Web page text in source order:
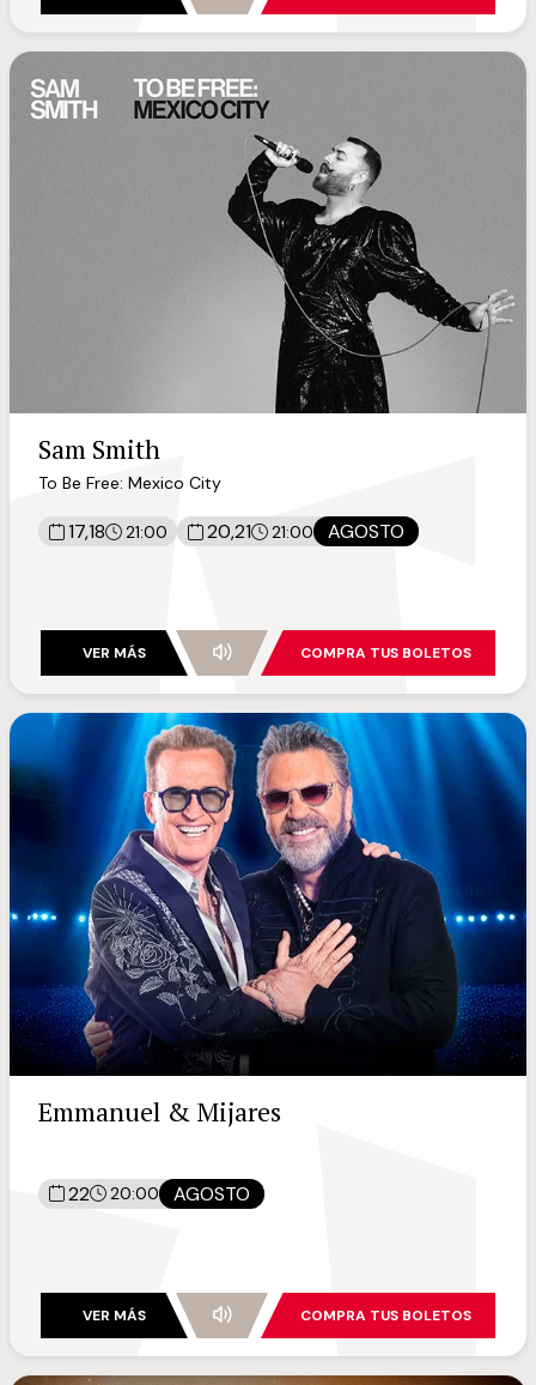
Sam Smith
To Be Free: Mexico City
17,18 21:00 20,21 21:00 AGOSTO
VER MÁS COMPRA TUS BOLETOS
Emmanuel & Mijares
22 20:00 AGOSTO
VER MÁS COMPRA TUS BOLETOS